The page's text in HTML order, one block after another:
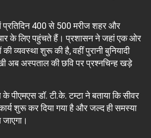
प्रतिदिन 400 से 500 मरीज शहर और
के लिए पहुंचते हैं। प्रशासन ने जहां एक ओर
व्यवस्था शुरू की है, वहीं पुरानी बुनियादी
अब अस्पताल की छवि पर प्रश्नचिन्ह खड़े
डॉ. टी.के. टम्टा ने बताया कि सीवर
शुरू कर दिया गया है और जल्द ही समस्या